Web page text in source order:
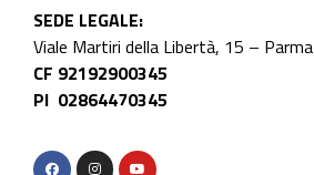
SEDE LEGALE:
Viale Martiri della Libertà, 15 – Parma
CF 92192900345
PI 02864470345